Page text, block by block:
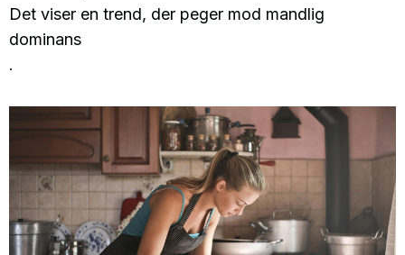
Det viser en trend, der peger mod mandlig
dominans
.